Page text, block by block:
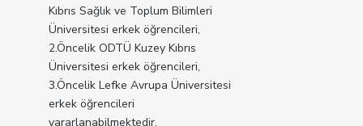
Kıbrıs Sağlık ve Toplum Bilimleri
Üniversitesi erkek öğrencileri,
2.Öncelik ODTÜ Kuzey Kıbrıs
Üniversitesi erkek öğrencileri,
3.Öncelik Lefke Avrupa Üniversitesi
erkek öğrencileri
yararlanabilmektedir.